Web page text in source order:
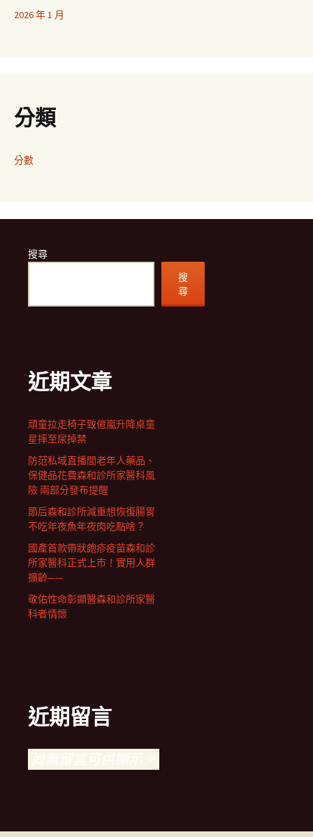
2026 年 1 月
分類
分數
搜尋
搜
尋
近期文章
頑童拉走椅子致億嵐升降桌童
星摔至尿掉禁
防范私域直播間老年人藥品、
保健品花費森和診所家醫科風
險 兩部分發布提醒
節后森和診所減重想恢復腸胃
不吃年夜魚年夜肉吃點啥？
國產首款帶狀皰疹疫苗森和診
所家醫科正式上市！實用人群
擴齡——
敬佑性命彰顯醫森和診所家醫
科者情懷
近期留言
尚無留言可供顯示。